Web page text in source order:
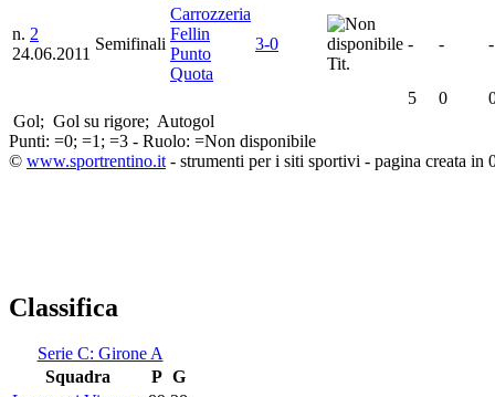
n. 2
24.06.2011
Semifinali
Carrozzeria
Fellin
Punto
Quota
3-0
Tit.
- - -
5 0
Gol; Gol su rigore; Autogol
Punti: =0; =1; =3 - Ruolo: =Non disponibile
© www.sportrentino.it - strumenti per i siti sportivi - pagina creata in
Classifica
Serie C: Girone A
Squadra
P G